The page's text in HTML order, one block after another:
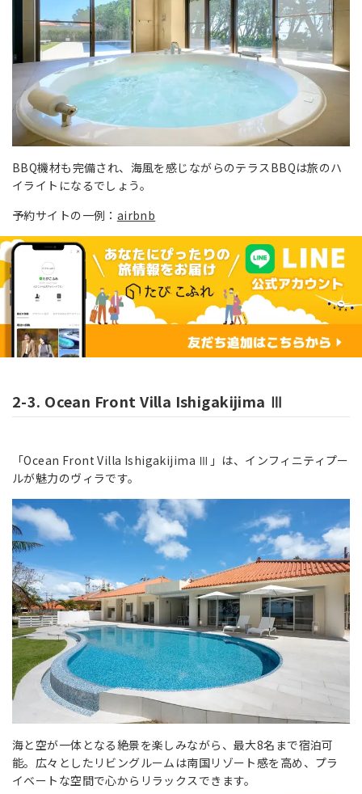
BBQ機材も完備され、海風を感じながらのテラスBBQは旅のハ
イライトになるでしょう。
予約サイトの一例： airbnb
2-3. Ocean Front Villa Ishigakijima Ⅲ
「Ocean Front Villa Ishigakijima Ⅲ」は、インフィニティプー
ルが魅力のヴィラです。
海と空が一体となる絶景を楽しみながら、最大8名まで宿泊可
能。広々としたリビングルームは南国リゾート感を高め、プラ
イベートな空間で心からリラックスできます。